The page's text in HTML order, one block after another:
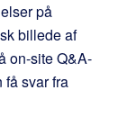
på
billede af
on-site Q&A-
få svar fra